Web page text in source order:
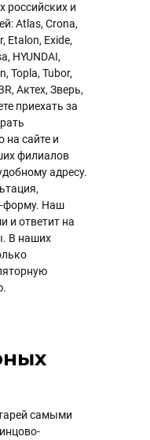
российских и
Atlas, Crona,
Etalon, Exide,
HYUNDAI,
Topla, Tubor,
Актех, Зверь,
приехать за
на сайте и
филиалов
адресу.
форму. Наш
и ответит на
В наших
самыми